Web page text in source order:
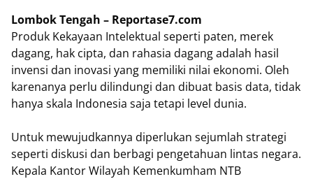
Lombok Tengah – Reportase7.com
Produk Kekayaan Intelektual seperti paten, merek
dagang, hak cipta, dan rahasia dagang adalah hasil
invensi dan inovasi yang memiliki nilai ekonomi. Oleh
karenanya perlu dilindungi dan dibuat basis data, tidak
hanya skala Indonesia saja tetapi level dunia.
Untuk mewujudkannya diperlukan sejumlah strategi
seperti diskusi dan berbagi pengetahuan lintas negara.
Kepala Kantor Wilayah Kemenkumham NTB